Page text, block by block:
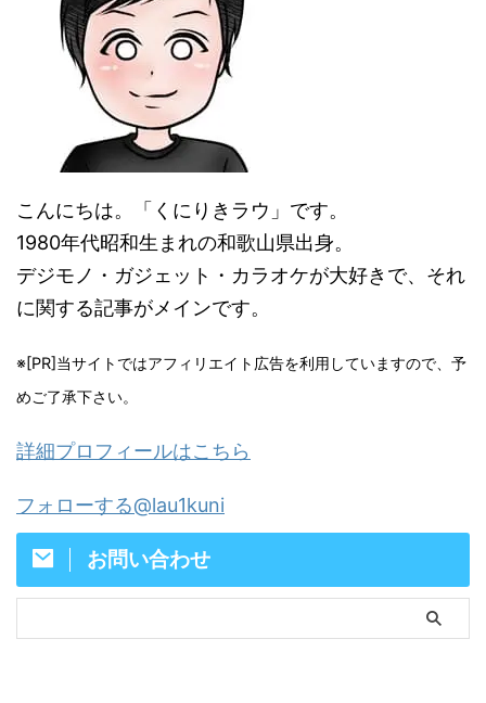
こんにちは。「くにりきラウ」です。
1980年代昭和生まれの和歌山県出身。
デジモノ・ガジェット・カラオケが大好きで、それ
に関する記事がメインです。
※[PR]当サイトではアフィリエイト広告を利用していますので、予
めご了承下さい。
詳細プロフィールはこちら
フォローする@lau1kuni
お問い合わせ